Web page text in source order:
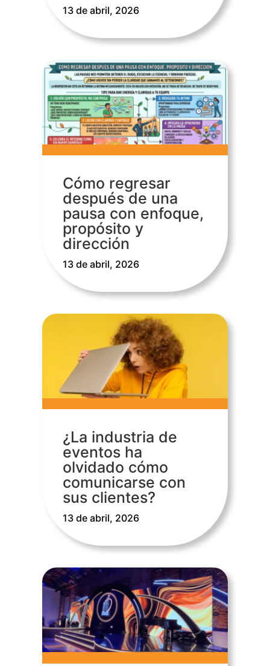
13 de abril, 2026
Cómo regresar
después de una
pausa con enfoque,
propósito y
dirección
13 de abril, 2026
¿La industria de
eventos ha
olvidado cómo
comunicarse con
sus clientes?
13 de abril, 2026